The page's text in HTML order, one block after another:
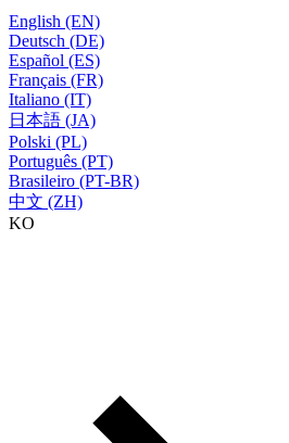
English (EN)
Deutsch (DE)
Español (ES)
Français (FR)
Italiano (IT)
日本語 (JA)
Polski (PL)
Português (PT)
Brasileiro (PT-BR)
中文 (ZH)
KO